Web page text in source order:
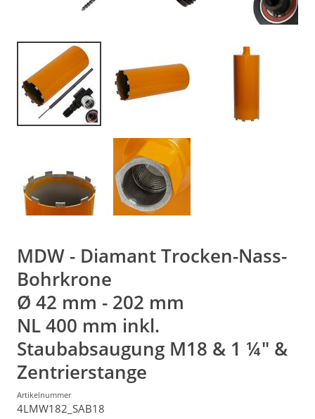
MDW - Diamant Trocken-Nass-
Bohrkrone
Ø 42 mm - 202 mm
NL 400 mm inkl.
Staubabsaugung M18 & 1 ¼" &
Zentrierstange
Artikelnummer
4LMW182_SAB18